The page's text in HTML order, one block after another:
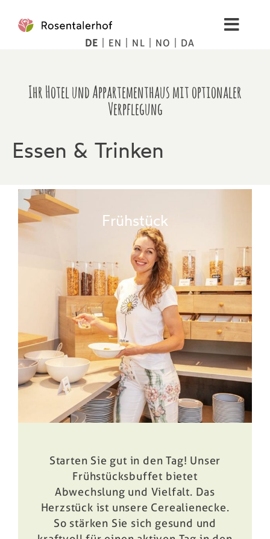
Inhalt
springen
Spa
Tipps
Preise
Buchen
Ihr Hotel und Appartementhaus mit optionaler
Verpflegung
Essen & Trinken
Frühstück
Starten Sie gut in den Tag! Unser
Frühstücksbuffet bietet
Abwechslung und Vielfalt. Das
Herzstück ist unsere Cerealienecke.
So stärken Sie sich gesund und
DE EN NL NO DA